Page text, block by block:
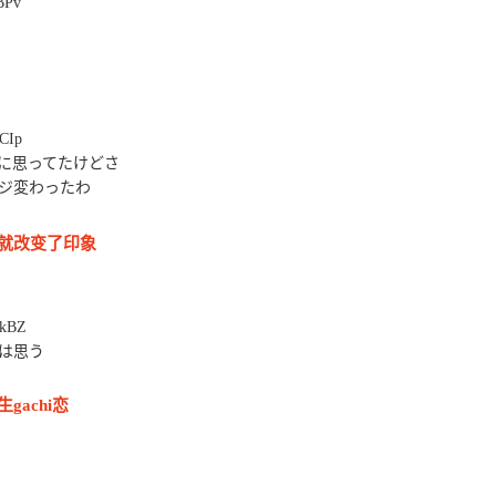
思ってたけどさ
変わったわ
改变了印象
思う
gachi恋